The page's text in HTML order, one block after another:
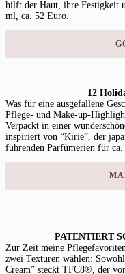
hilft der Haut, ihre Festigkeit
ml, ca. 52 Euro.
12 Holiday
Was für eine ausgefallene
Pflege- und Make-up-
Verpackt in einer
inspiriert von “Kirie”, der
führenden Parfümerien für ca.
PATENTIERT
Zur Zeit meine
zwei Texturen wählen:
Cream” steckt TFC8®, der